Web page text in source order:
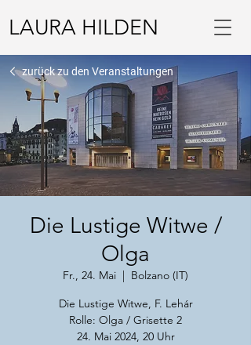
LAURA HILDEN
Die Lustige Witwe /
Olga
Fr., 24. Mai
  |
Bolzano (IT)
Die Lustige Witwe, F. Lehár
Rolle: Olga / Grisette 2
24. Mai 2024, 20 Uhr
zurück zu den Veranstaltungen